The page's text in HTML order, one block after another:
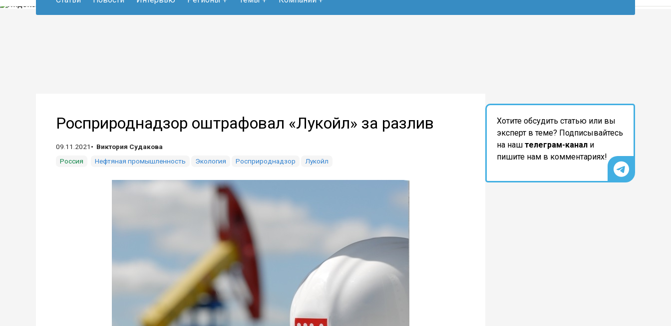
Росприроднадзор оштрафовал «Лукойл» за разлив
09.11.2021
Виктория Судакова
Россия
Нефтяная промышленность Экология Росприроднадзор Лукойл
Хотите обсудить статью или вы
эксперт в теме? Подписывайтесь
на наш телеграм-канал и
пишите нам в комментариях!